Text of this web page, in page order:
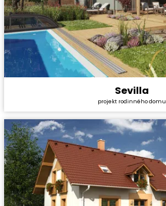
Dispozice:
Užitná plocha:
Sevilla
projekt rodinného domu